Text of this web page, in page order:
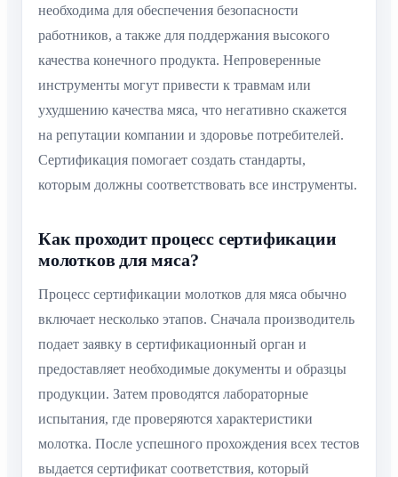
необходима для обеспечения безопасности
работников, а также для поддержания высокого
качества конечного продукта. Непроверенные
инструменты могут привести к травмам или
ухудшению качества мяса, что негативно скажется
на репутации компании и здоровье потребителей.
Сертификация помогает создать стандарты,
которым должны соответствовать все инструменты.
Как проходит процесс сертификации
молотков для мяса?
Процесс сертификации молотков для мяса обычно
включает несколько этапов. Сначала производитель
подает заявку в сертификационный орган и
предоставляет необходимые документы и образцы
продукции. Затем проводятся лабораторные
испытания, где проверяются характеристики
молотка. После успешного прохождения всех тестов
выдается сертификат соответствия, который